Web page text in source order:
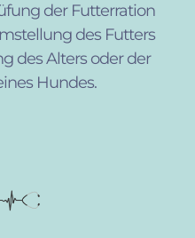
der Futterration
des Futters
des Alters oder der
Hundes.